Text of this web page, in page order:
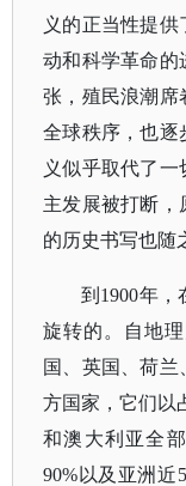
义的正当性提
动和科学革命的
张，殖民浪潮席
全球秩序，也逐
义似乎取代了
主发展被打断，
的历史书写也随
到 1900年
旋转的。自地
国、英国、荷
方国家，它们以
和澳大利亚全
90%以及亚洲近